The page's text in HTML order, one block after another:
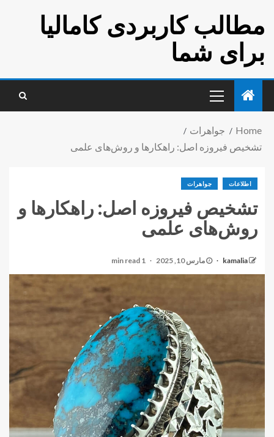
مطالب کاربردی کامالیا
برای شما
Home
جواهرات
تشخیص فیروزه اصل: راهکارها و روش‌های علمی
اطلاعات جواهرات
تشخیص فیروزه اصل: راهکارها و
روش‌های علمی
kamalia مارس 10, 2025 1 min read